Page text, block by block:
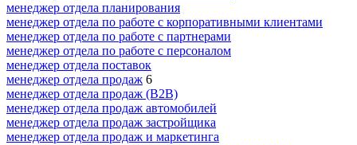
менеджер отдела планирования
менеджер отдела по работе с корпоративными клиентами
менеджер отдела по работе с партнерами
менеджер отдела по работе с персоналом
менеджер отдела поставок
менеджер отдела продаж 6
менеджер отдела продаж (B2B)
менеджер отдела продаж автомобилей
менеджер отдела продаж застройщика
менеджер отдела продаж и маркетинга